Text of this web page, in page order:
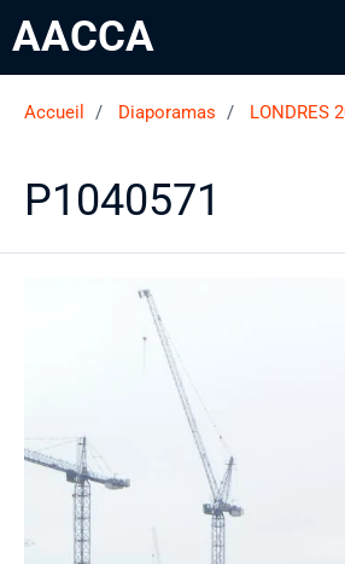
AACCA
Accueil Diaporamas LONDRES
P1040571